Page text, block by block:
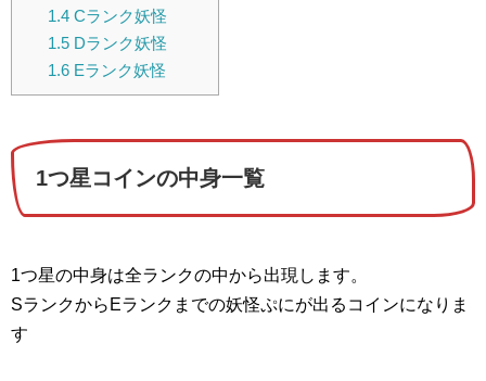
1.4Cランク妖怪
1.5Dランク妖怪
1.6Eランク妖怪
1つ星コインの中身一覧
1つ星の中身は全ランクの中から出現します。
SランクからEランクまでの妖怪ぷにが出るコインになりま
す